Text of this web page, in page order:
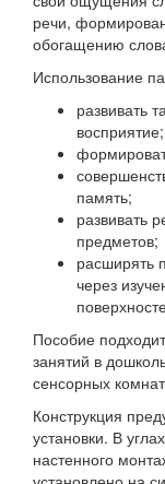
речи,
обогащению
Использование
развивать
восприятие;
память;
развивать
предметов;
расширять
через
Пособие
занятий в
сенсорных
Конструкция
установки. В
настенного